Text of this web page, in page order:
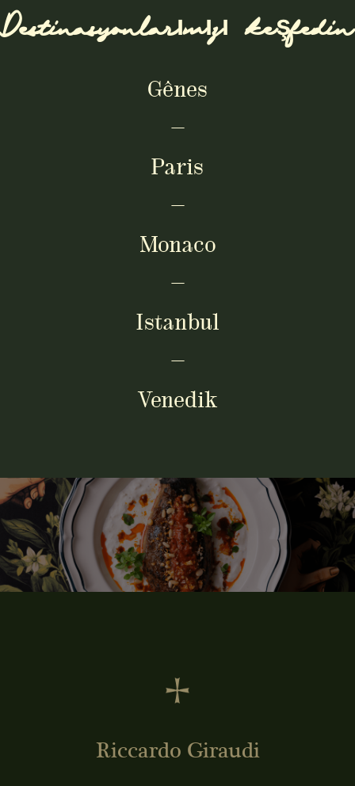
Destinasyonlarımızı keşfedin
Gênes
–
Paris
–
Monaco
–
Istanbul
–
Venedik
Riccardo Giraudi